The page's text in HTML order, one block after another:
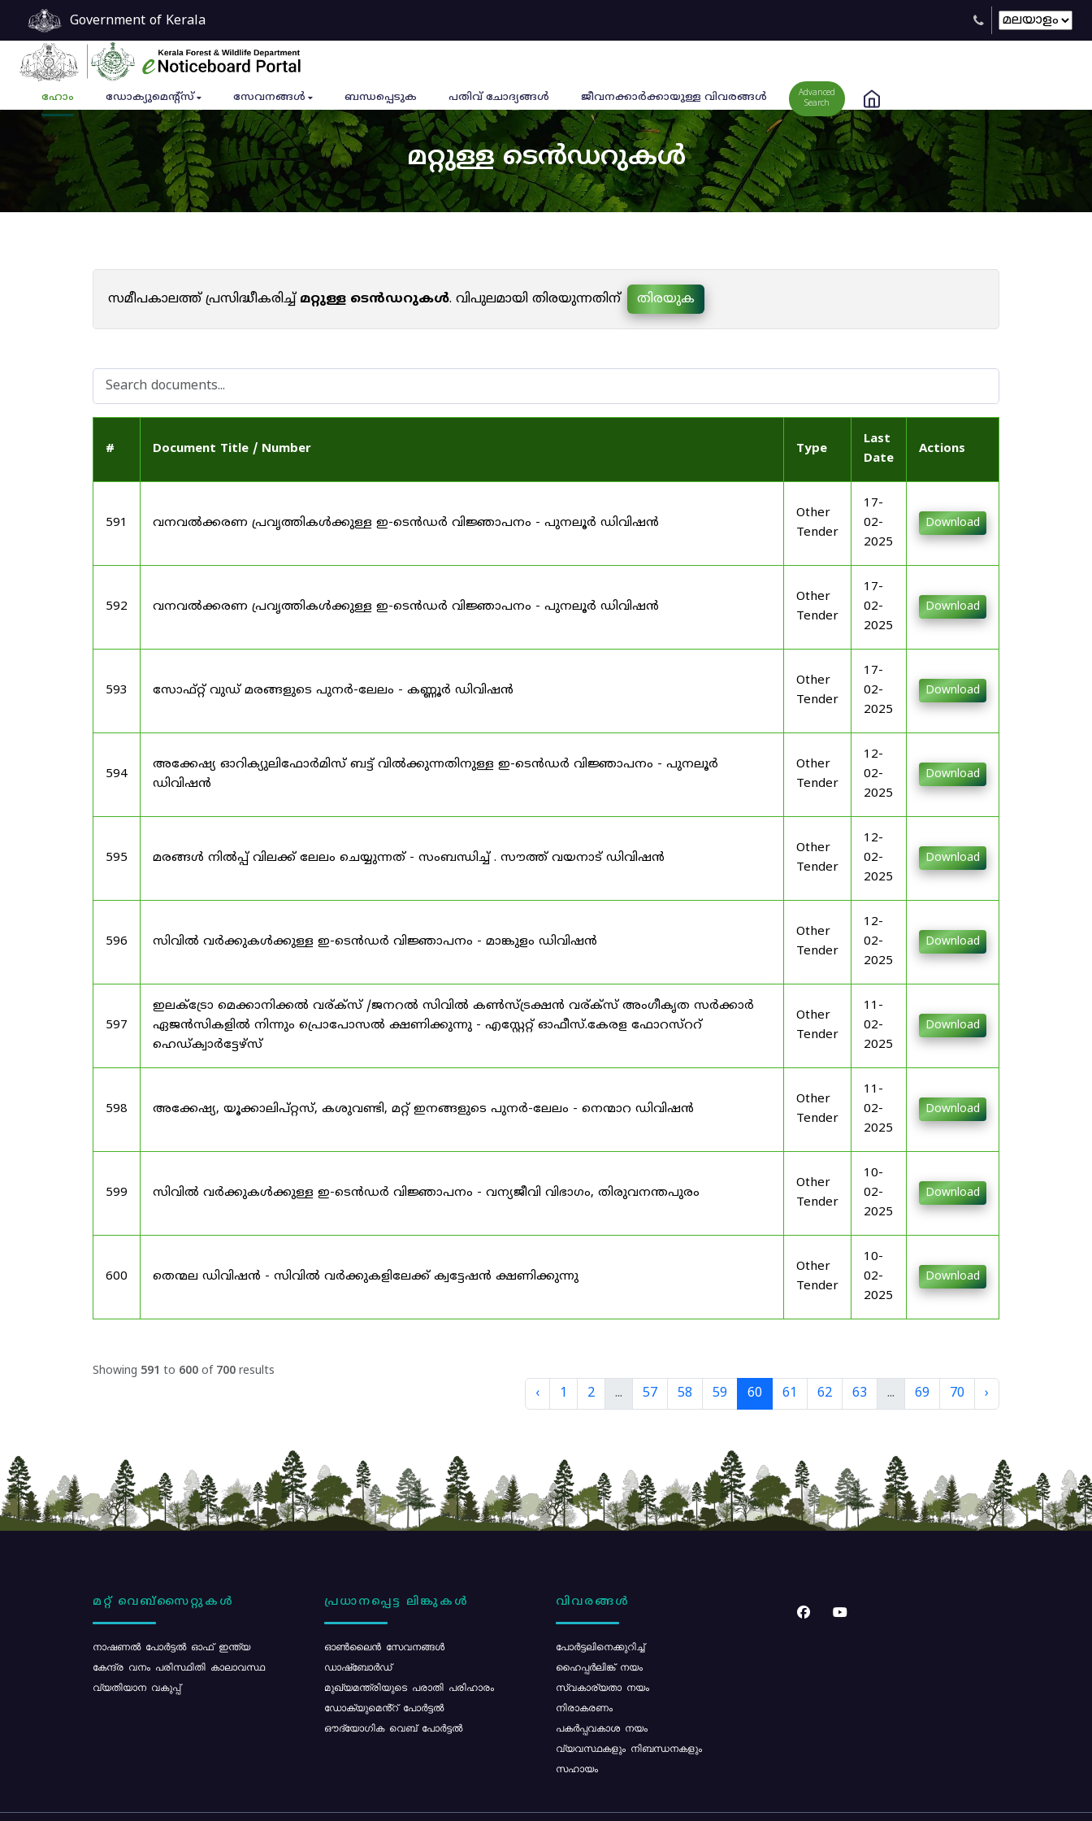
Government of Kerala
ഹോം ഡോക്യുമെൻ്റ്സ് സേവനങ്ങൾ ബന്ധപ്പെടുക പതിവ് ചോദ്യങ്ങൾ ജീവനക്കാര്‍ക്കായുള്ള വിവരങ്ങള്‍
Advanced
Search
മറ്റുള്ള ടെൻഡറുകൾ
സമീപകാലത്ത് പ്രസിദ്ധീകരിച്ച്മറ്റുള്ള ടെൻഡറുകൾ. വിപുലമായി തിരയുന്നതിന് തിരയുക
# Document Title / Number Type
Last
Date
Actions
591 വനവൽക്കരണ പ്രവൃത്തികൾക്കുള്ള ഇ-ടെൻഡർ വിജ്ഞാപനം - പുനലൂർ ഡിവിഷൻ
Other
Tender
17-
02-
2025
Download
592 വനവൽക്കരണ പ്രവൃത്തികൾക്കുള്ള ഇ-ടെൻഡർ വിജ്ഞാപനം - പുനലൂർ ഡിവിഷൻ
Other
Tender
17-
02-
2025
Download
593 സോഫ്റ്റ് വുഡ് മരങ്ങളുടെ പുനർ-ലേലം - കണ്ണൂർ ഡിവിഷൻ
Other
Tender
17-
02-
2025
Download
594
അക്കേഷ്യ ഓറിക്യുലിഫോർമിസ് ബട്ട് വിൽക്കുന്നതിനുള്ള ഇ-ടെൻഡർ വിജ്ഞാപനം - പുനലൂർ
ഡിവിഷൻ
Other
Tender
12-
02-
2025
Download
595 മരങ്ങൾ നിൽപ്പ് വിലക്ക് ലേലം ചെയ്യുന്നത് - സംബന്ധിച്ച് . സൗത്ത് വയനാട് ഡിവിഷൻ
Other
Tender
12-
02-
2025
Download
596 സിവിൽ വർക്കുകൾക്കുള്ള ഇ-ടെൻഡർ വിജ്ഞാപനം - മാങ്കുളം ഡിവിഷൻ
Other
Tender
12-
02-
2025
Download
597
ഇലക്ട്രോ മെക്കാനിക്കൽ വര്ക്സ് /ജനറൽ സിവിൽ കൺസ്ട്രക്ഷൻ വര്ക്സ് അംഗീകൃത സർക്കാർ
ഏജൻസികളിൽ നിന്നും പ്രൊപോസൽ ക്ഷണിക്കുന്നു - എസ്റ്റേറ്റ് ഓഫീസ്.കേരള ഫോറസ്ററ്
ഹെഡ്ക്വാർട്ടേഴ്‌സ്
Other
Tender
11-
02-
2025
Download
598 അക്കേഷ്യ, യൂക്കാലിപ്റ്റസ്, കശുവണ്ടി, മറ്റ് ഇനങ്ങളുടെ പുനർ-ലേലം - നെന്മാറ ഡിവിഷൻ
Other
Tender
11-
02-
2025
Download
599 സിവിൽ വർക്കുകൾക്കുള്ള ഇ-ടെൻഡർ വിജ്ഞാപനം - വന്യജീവി വിഭാഗം, തിരുവനന്തപുരം
Other
Tender
10-
02-
2025
Download
600 തെന്മല ഡിവിഷൻ - സിവിൽ വർക്കുകളിലേക്ക് ക്വട്ടേഷൻ ക്ഷണിക്കുന്നു
Other
Tender
10-
02-
2025
Download
Showing 591 to 600 of 700 results
‹ 1 2 ... 57 58 59 60 61 62 63 ... 69 70 ›
മറ്റ് വെബ്സൈറ്റുകൾ
നാഷണൽ പോർട്ടൽ ഓഫ് ഇന്ത്യ
കേന്ദ്ര വനം പരിസ്ഥിതി കാലാവസ്ഥ
വ്യതിയാന വകുപ്പ്
പ്രധാനപ്പെട്ട ലിങ്കുകൾ
ഓൺലൈൻ സേവനങ്ങൾ
ഡാഷ്ബോർഡ്
മുഖ്യമന്ത്രിയുടെ പരാതി പരിഹാരം
ഡോക്യുമെൻ്റ് പോർട്ടൽ
ഔദ്യോഗിക വെബ് പോർട്ടൽ
വിവരങ്ങൾ
പോര്‍ട്ടലിനെക്കുറിച്ച്
ഹൈപ്പർലിങ്ക് നയം
സ്വകാര്യതാ നയം
നിരാകരണം
പകർപ്പവകാശ നയം
വ്യവസ്ഥകളും നിബന്ധനകളും
സഹായം